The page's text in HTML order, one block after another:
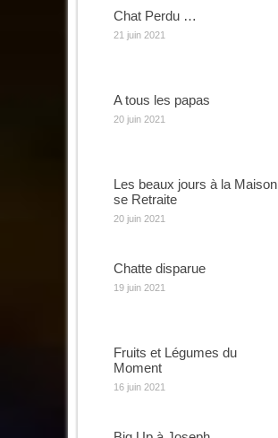
Chat Perdu …
21 juin 2021
A tous les papas
20 juin 2021
Les beaux jours à la Maison
se Retraite
20 juin 2021
Chatte disparue
19 juin 2021
Fruits et Légumes du
Moment
16 juin 2021